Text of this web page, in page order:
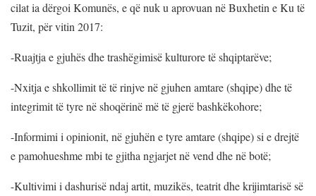
cilat ia dërgoi Komunës, e që nuk u aprovuan në Buxhetin e Ku të
Tuzit, për vitin 2017:
-Ruajtja e gjuhës dhe trashëgimisë kulturore të shqiptarëve;
-Nxitja e shkollimit të të rinjve në gjuhen amtare (shqipe) dhe të
integrimit të tyre në shoqërinë më të gjerë bashkëkohore;
-Informimi i opinionit, në gjuhën e tyre amtare (shqipe) si e drejtë
e pamohueshme mbi te gjitha ngjarjet në vend dhe në botë;
-Kultivimi i dashurisë ndaj artit, muzikës, teatrit dhe krijimtarisë së